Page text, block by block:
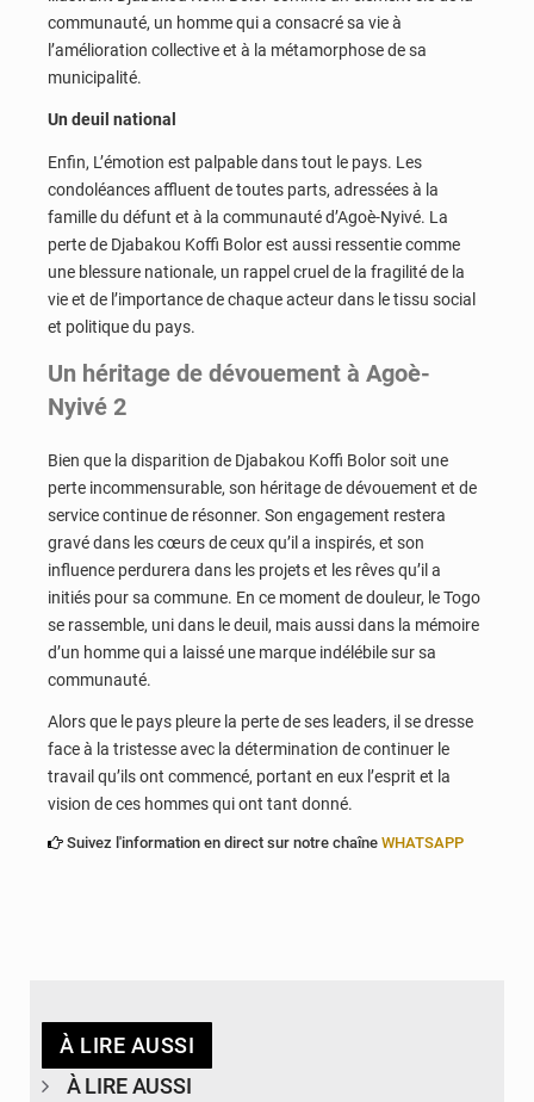
communauté, un homme qui a consacré sa vie à
l’amélioration collective et à la métamorphose de sa
municipalité.
Un deuil national
Enfin, L’émotion est palpable dans tout le pays. Les
condoléances affluent de toutes parts, adressées à la
famille du défunt et à la communauté d’Agoè-Nyivé. La
perte de Djabakou Koffi Bolor est aussi ressentie comme
une blessure nationale, un rappel cruel de la fragilité de la
vie et de l’importance de chaque acteur dans le tissu social
et politique du pays.
Un héritage de dévouement à Agoè-
Nyivé 2
Bien que la disparition de Djabakou Koffi Bolor soit une
perte incommensurable, son héritage de dévouement et de
service continue de résonner. Son engagement restera
gravé dans les cœurs de ceux qu’il a inspirés, et son
influence perdurera dans les projets et les rêves qu’il a
initiés pour sa commune. En ce moment de douleur, le Togo
se rassemble, uni dans le deuil, mais aussi dans la mémoire
d’un homme qui a laissé une marque indélébile sur sa
communauté.
Alors que le pays pleure la perte de ses leaders, il se dresse
face à la tristesse avec la détermination de continuer le
travail qu’ils ont commencé, portant en eux l’esprit et la
vision de ces hommes qui ont tant donné.
Suivez l'information en direct sur notre chaîne WHATSAPP
À LIRE AUSSI
À LIRE AUSSI